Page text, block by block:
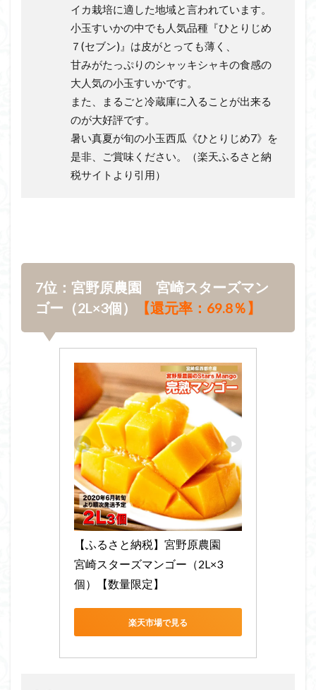
イカ栽培に適した地域と言われています。
小玉すいかの中でも人気品種『ひとりじめ
７(セブン)』は皮がとっても薄く、
甘みがたっぷりのシャッキシャキの食感の
大人気の小玉すいかです。
また、まるごと冷蔵庫に入ることが出来る
のが大好評です。
暑い真夏が旬の小玉西瓜《ひとりじめ7》を
是非、ご賞味ください。（楽天ふるさと納
税サイトより引用）
7位：宮野原農園 宮崎スターズマン
ゴー（2L×3個）
【還元率：69.8％】
【ふるさと納税】宮野原農園
宮崎スターズマンゴー（2L×3
個）【数量限定】
楽天市場で見る